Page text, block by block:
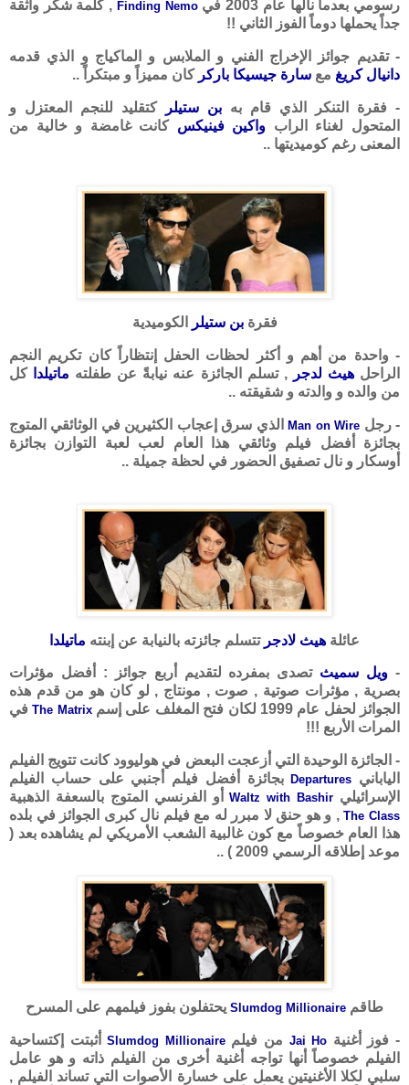
رسومي بعدما نالها عام 2003 في Finding Nemo , كلمة شكر واثقة
جداً يحملها دوماً الفوز الثاني !!
- تقديم جوائز الإخراج الفني و الملابس و الماكياج و الذي قدمه
دانيال كريغ مع سارة جيسيكا باركر كان مميزاً و مبتكراً ..
- فقرة التنكر الذي قام به بن ستيلر
كتقليد للنجم المعتزل و
المتحول لغناء الراب واكين فينيكس كانت غامضة و خالية من
المعنى رغم كوميديتها ..
فقرةبن ستيلر الكوميدية
- واحدة من أهم و أكثر لحظات الحفل إنتظاراً كان تكريم النجم
الراحلهيث لدجر , تسلم الجائزة عنه نيابةً عن طفلته ماتيلدا كل
من والده و والدته و شقيقته ..
- رجل Man on Wireالذي سرق إعجاب الكثيرين في الوثائقي المتوج
بجائزة أفضل فيلم وثائقي هذا العام لعب لعبة التوازن بجائزة
أوسكار و نال تصفيق الحضور في لحظة جميلة ..
عائلة هيث لادجر تتسلم جائزته بالنيابة عن إبنته ماتيلدا
- ويل سميث تصدى بمفرده لتقديم أربع جوائز : أفضل مؤثرات
بصرية , مؤثرات صوتية , صوت , مونتاج , لو كان هو من قدم هذه
الجوائز لحفل عام 1999 لكان فتح المغلف على إسم
The Matrixفي
المرات الأربع !!!
- الجائزة الوحيدة التي أزعجت البعض في هوليوود كانت تتويج الفيلم
الياباني Departures
بجائزة أفضل فيلم أجنبي على حساب الفيلم
الإسرائيلي Waltz with Bashirأو الفرنسي المتوج بالسعفة الذهبية
The Class, و هو حنق لا مبرر له مع فيلم نال كبرى الجوائز في بلده
هذا العام خصوصاً مع كون غالبية الشعب الأمريكي لم يشاهده بعد (
موعد إطلاقه الرسمي 2009 ) ..
طاقم Slumdog Millionaire يحتفلون بفوز فيلمهم على المسرح
- فوز أغنية Jai Ho من فيلمSlumdog Millionaireأثبتت إكتساحية
الفيلم خصوصاً أنها تواجه أغنية أخرى من الفيلم ذاته و هو عامل
سلبي لكلا الأغنيتين يعمل على خسارة الأصوات التي تساند الفيلم ,